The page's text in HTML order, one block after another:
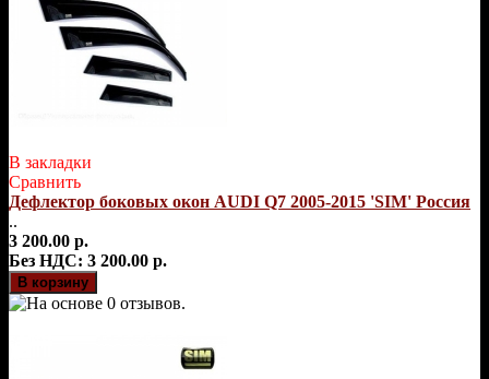
В закладки
Сравнить
Дефлектор боковых окон AUDI Q7 2005-2015 'SIM' Россия
..
3 200.00 р.
Без НДС: 3 200.00 р.